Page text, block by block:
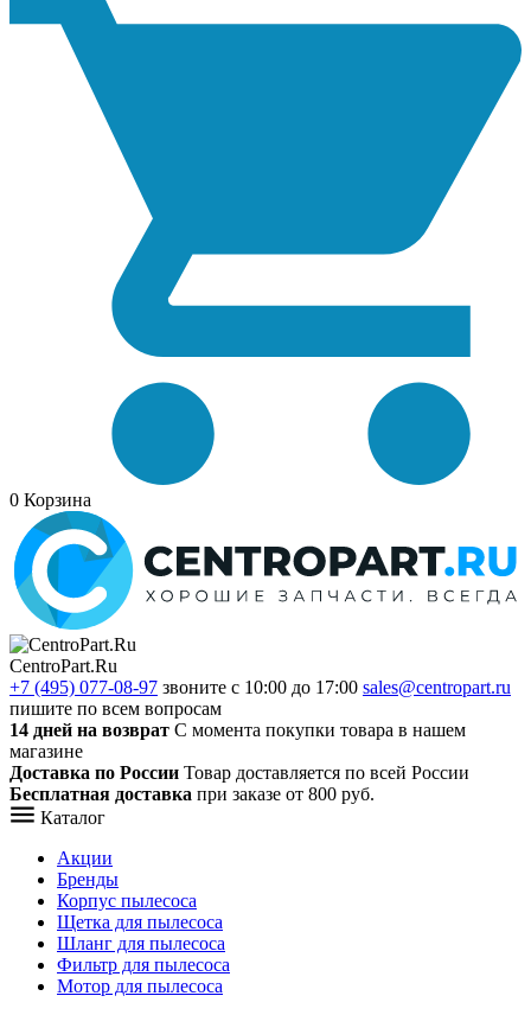
0 Корзина
CentroPart.Ru
+7 (495) 077-08-97 звоните с 10:00 до 17:00 sales@centropart.ru
пишите по всем вопросам
14 дней на возврат С момента покупки товара в нашем
магазине
Доставка по России Товар доставляется по всей России
Бесплатная доставка при заказе от 800 руб.
Каталог
Акции
Бренды
Корпус пылесоса
Щетка для пылесоса
Шланг для пылесоса
Фильтр для пылесоса
Мотор для пылесоса